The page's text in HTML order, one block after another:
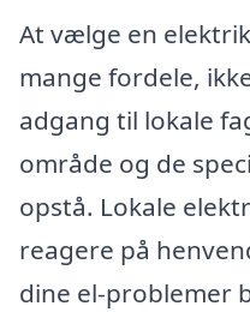
At vælge en
mange fordele,
adgang til lokale
område og de
opstå. Lokale
reagere på
dine el-problemer